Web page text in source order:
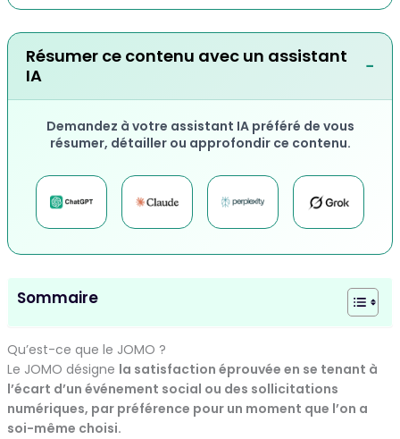
Résumer ce contenu avec un assistant
IA
−
Demandez à votre assistant IA préféré de vous
résumer, détailler ou approfondir ce contenu.
Sommaire
Qu’est-ce que le JOMO ?
Le JOMO désigne la satisfaction éprouvée en se tenant à
l’écart d’un événement social ou des sollicitations
numériques, par préférence pour un moment que l’on a
soi-même choisi.